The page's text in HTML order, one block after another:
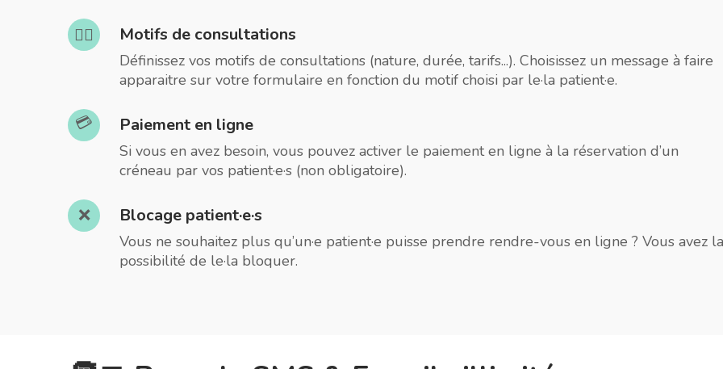
🧑‍⚕️ Motifs de consultations
Définissez vos motifs de consultations (nature, durée, tarifs...). Choisissez un message à faire
apparaitre sur votre formulaire en fonction du motif choisi par le·la patient·e.
💳 Paiement en ligne
Si vous en avez besoin, vous pouvez activer le paiement en ligne à la réservation d’un
créneau par vos patient·e·s (non obligatoire).
❌ Blocage patient·e·s
Vous ne souhaitez plus qu’un·e patient·e puisse prendre rendre-vous en ligne ? Vous avez la
possibilité de le·la bloquer.